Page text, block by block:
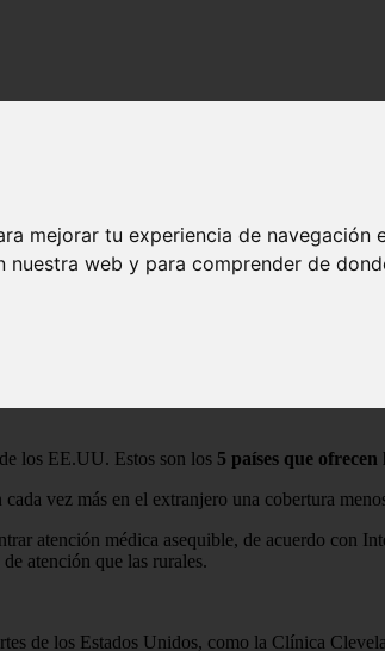
mejorar tu experiencia de
web y para comprender de
los EE.UU. Estos son los 5 países que
vez más en el extranjero una cobertura
atención médica asequible, de acuerdo
atención que las rurales.
de los Estados Unidos, como la Clínica